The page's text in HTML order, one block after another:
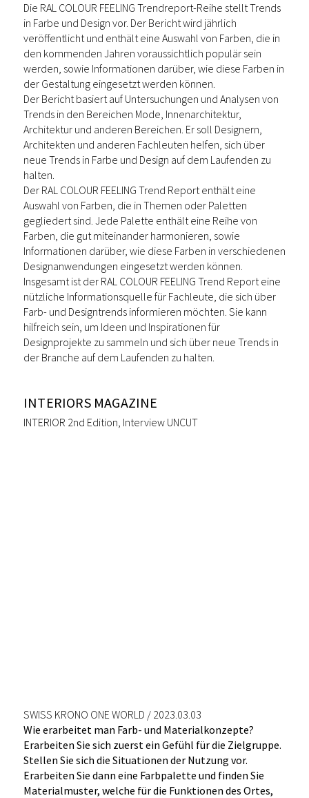
Die RAL COLOUR FEELING Trendreport-Reihe stellt Trends
in Farbe und Design vor. Der Bericht wird jährlich
veröffentlicht und enthält eine Auswahl von Farben, die in
den kommenden Jahren voraussichtlich populär sein
werden, sowie Informationen darüber, wie diese Farben in
der Gestaltung eingesetzt werden können.
Der Bericht basiert auf Untersuchungen und Analysen von
Trends in den Bereichen Mode, Innenarchitektur,
Architektur und anderen Bereichen. Er soll Designern,
Architekten und anderen Fachleuten helfen, sich über
neue Trends in Farbe und Design auf dem Laufenden zu
halten.
Der RAL COLOUR FEELING Trend Report enthält eine
Auswahl von Farben, die in Themen oder Paletten
gegliedert sind. Jede Palette enthält eine Reihe von
Farben, die gut miteinander harmonieren, sowie
Informationen darüber, wie diese Farben in verschiedenen
Designanwendungen eingesetzt werden können.
Insgesamt ist der RAL COLOUR FEELING Trend Report eine
nützliche Informationsquelle für Fachleute, die sich über
Farb- und Designtrends informieren möchten. Sie kann
hilfreich sein, um Ideen und Inspirationen für
Designprojekte zu sammeln und sich über neue Trends in
der Branche auf dem Laufenden zu halten.
INTERIORS MAGAZINE
INTERIOR 2nd Edition, Interview UNCUT
SWISS KRONO ONE WORLD / 2023.03.03
Wie erarbeitet man Farb- und Materialkonzepte?
Erarbeiten Sie sich zuerst ein Gefühl für die Zielgruppe.
Stellen Sie sich die Situationen der Nutzung vor.
Erarbeiten Sie dann eine Farbpalette und finden Sie
Materialmuster, welche für die Funktionen des Ortes,